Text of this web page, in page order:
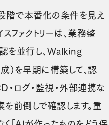
階で本番化の条件を見え
ファクトリーは、業務整
を並行し、Walking
を早期に構築して、認
・ログ・監視・外部連携な
前倒しで確認します。重